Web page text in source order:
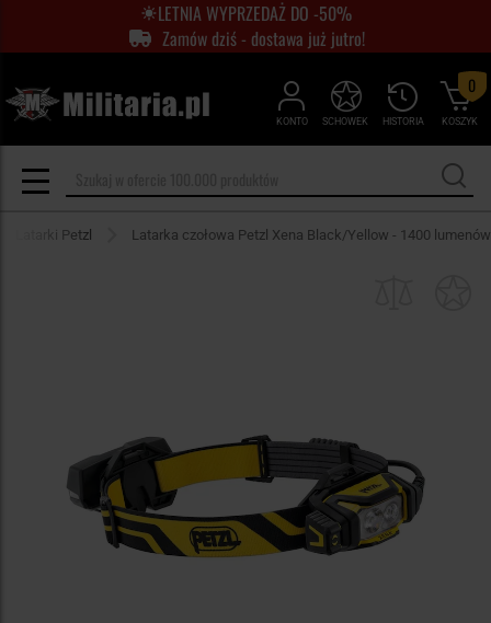
LETNIA WYPRZEDAŻ DO -50%
Zamów dziś - dostawa już jutro!
KONTO HISTORIA
SCHOWEK KOSZYK
0
Latarki Petzl Latarka czołowa Petzl Xena Black/Yellow - 1400 lumenów